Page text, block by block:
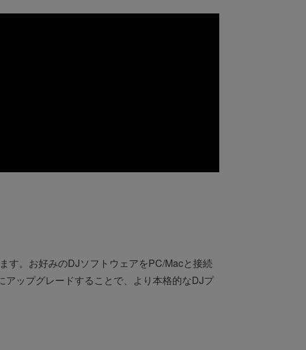
す。お好みのDJソフトウェアをPC/Macと接続
ップグレードすることで、より本格的なDJプ